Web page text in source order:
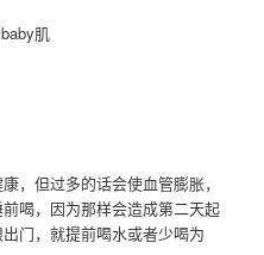
肌
，但过多的话会使血管膨胀，
喝，因为那样会造成第二天起
门，就提前喝水或者少喝为